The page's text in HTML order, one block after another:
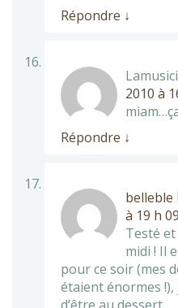
Répondre ↓
2010 à
Répondre ↓
belleble
à 19 h
Testé
midi ! Il
pour ce soir (mes
étaient énormes !),